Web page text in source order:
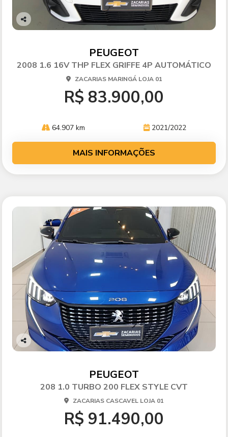
Co
PEUGEOT
2008 1.6 16V THP FLEX GRIFFE 4P AUTOMÁTICO
ZACARIAS MARINGÁ LOJA 01
R$ 83.900,00
64.907 km 2021/2022
MAIS INFORMAÇÕES
Co
PEUGEOT
208 1.0 TURBO 200 FLEX STYLE CVT
ZACARIAS CASCAVEL LOJA 01
R$ 91.490,00